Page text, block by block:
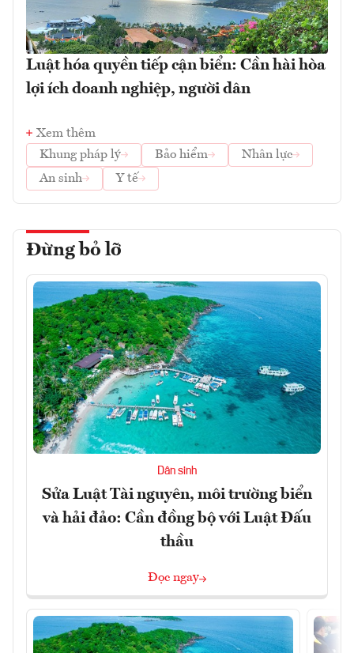
Luật hóa quyền tiếp cận biển: Cần hài hòa
lợi ích doanh nghiệp, người dân
Xem thêm
Khung pháp lý
Bảo hiểm
Nhân lực
An sinh
Y tế
Đừng bỏ lỡ
Dân sinh
Sửa Luật Tài nguyên, môi trường biển
và hải đảo: Cần đồng bộ với Luật Đấu
thầu
Đọc ngay